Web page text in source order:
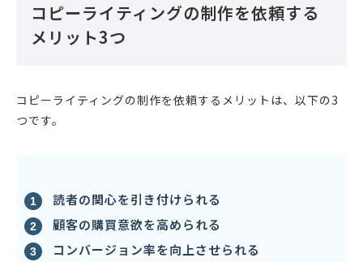
コピーライティングの制作を依頼する
メリット3つ
コピーライティングの制作を依頼するメリットは、以下の3
つです。
読者の関心を引き付けられる
顧客の購買意欲を高められる
コンバージョン率を向上させられる